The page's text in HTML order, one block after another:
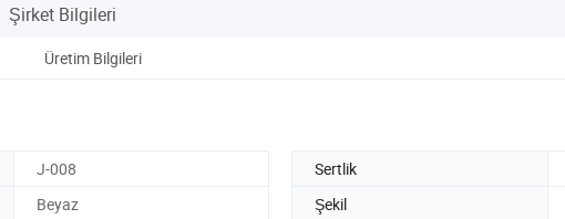
Şirket Bilgileri
Üretim Bilgileri
J-008 Sertlik
Beyaz Şekil